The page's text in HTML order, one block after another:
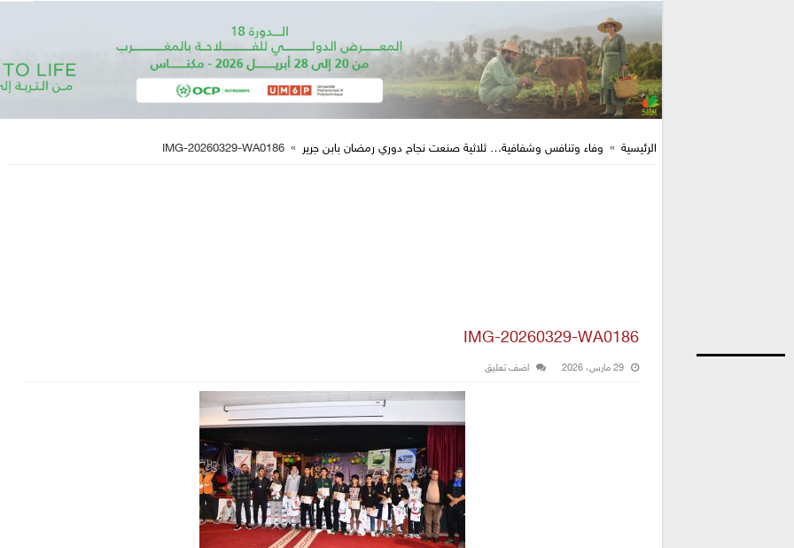
الرئيسية » وفاء وتنافس وشفافية… ثلاثية صنعت نجاح دوري رمضان بابن جرير »
IMG-20260329-WA0186
IMG-20260329-WA0186
29 مارس، 2026 اضف تعليق